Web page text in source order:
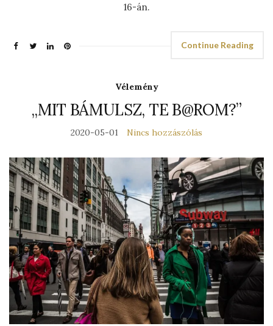
16-án.
Continue Reading
Vélemény
„MIT BÁMULSZ, TE B@ROM?”
2020-05-01 Nincs hozzászólás